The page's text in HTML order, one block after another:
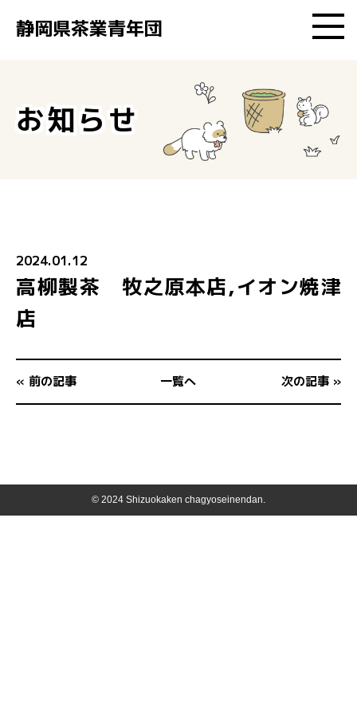
静岡県茶業青年団
加盟企業検索
お問い合わせ
お知らせ
2024.01.12
高柳製茶 牧之原本店,イオン焼津
店
« 前の記事 一覧へ 次の記事 »
© 2024 Shizuokaken chagyoseinendan.